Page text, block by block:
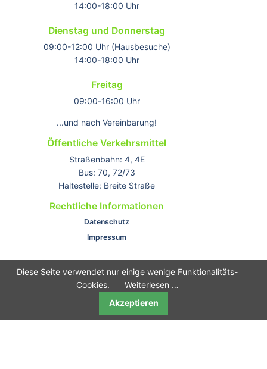
14:00-18:00 Uhr
Dienstag und Donnerstag
09:00-12:00 Uhr (Hausbesuche)
14:00-18:00 Uhr
Freitag
09:00-16:00 Uhr
...und nach Vereinbarung!
Öffentliche Verkehrsmittel
Straßenbahn: 4, 4E
Bus: 70, 72/73
Haltestelle: Breite Straße
Rechtliche Informationen
Datenschutz
Impressum
Diese Seite verwendet nur einige wenige Funktionalitäts-
Cookies.
Weiterlesen …
Akzeptieren